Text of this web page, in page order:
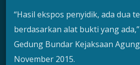
“Hasil ekspos penyidik, ada dua
berdasarkan alat bukti yang
Gedung Bundar Kejaksaan
November 2015.